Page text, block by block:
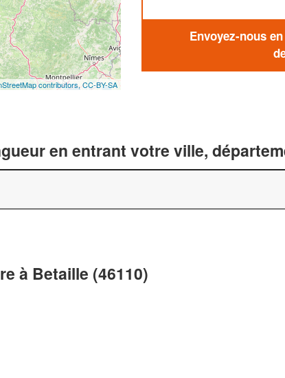
contributors,CC-BY-SA
Envoyez-nous
en entrant votre ville,
à Betaille (46110)